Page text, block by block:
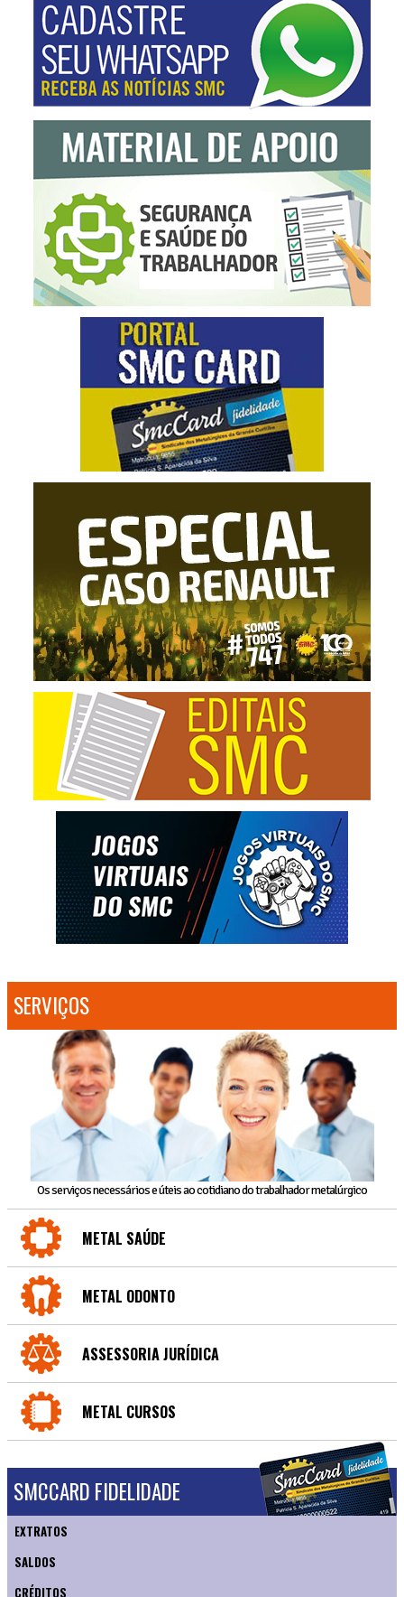
SERVIÇOS
Os serviços necessários e úteis ao cotidiano do trabalhador metalúrgico
METAL SAÚDE
METAL ODONTO
ASSESSORIA JURÍDICA
METAL CURSOS
SMCCARD FIDELIDADE
EXTRATOS
SALDOS
CRÉDITOS